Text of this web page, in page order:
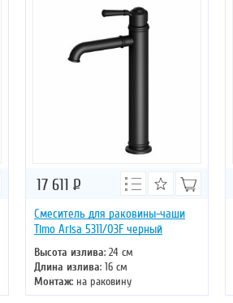
Смеситель для раковины-чаши
Timo Arisa 5311/03F черный
Высота излива: 24 см
Длина излива: 16 см
Монтаж: на раковину
Тип излива: литой
17 611 Р